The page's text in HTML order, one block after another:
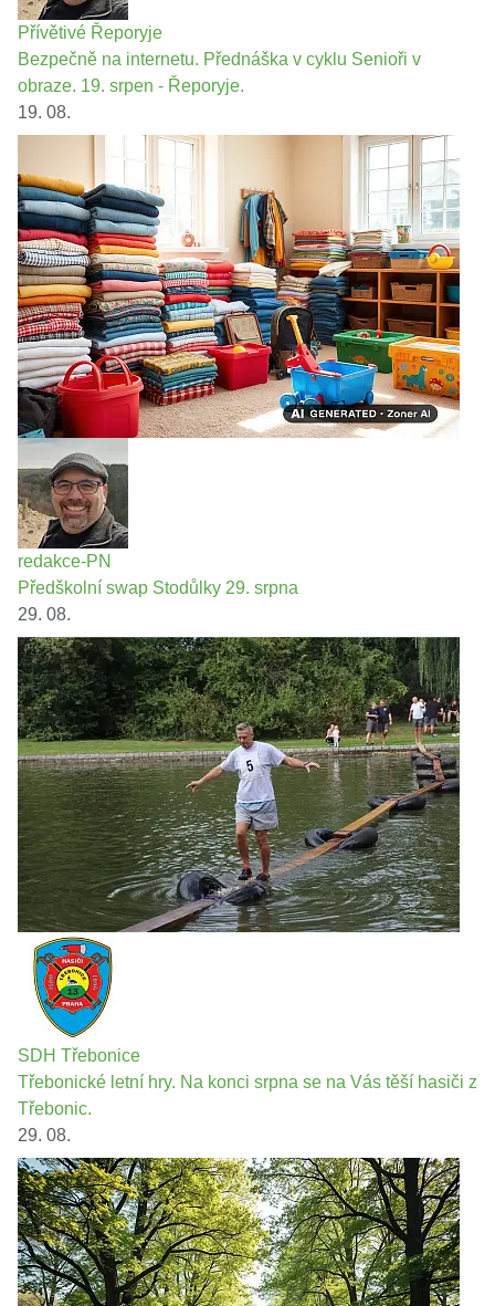
Přívětivé Řeporyje
Bezpečně na internetu. Přednáška v cyklu Senioři v
obraze. 19. srpen - Řeporyje.
19. 08.
redakce-PN
Předškolní swap Stodůlky 29. srpna
29. 08.
SDH Třebonice
Třebonické letní hry. Na konci srpna se na Vás těší hasiči z
Třebonic.
29. 08.